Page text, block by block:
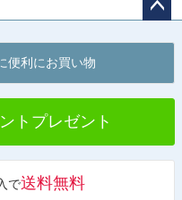
へ
便利にお買い物
トプレゼント
で送料無料